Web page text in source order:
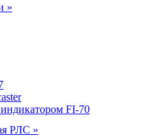
»
FI-70
РЛС »